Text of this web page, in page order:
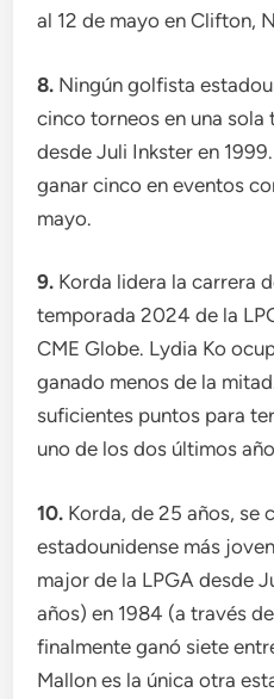
al 12 de mayo en Clifton,
8. Ningún golfista
cinco torneos en una sola
desde Juli Inkster en
ganar cinco en eventos
mayo.
9. Korda lidera la carrera
temporada 2024 de la
CME Globe. Lydia Ko
ganado menos de la
suficientes puntos para
uno de los dos últimos
10. Korda, de 25 años, se
estadounidense más
major de la LPGA desde
años) en 1984 (a través
finalmente ganó siete
Mallon es la única otra